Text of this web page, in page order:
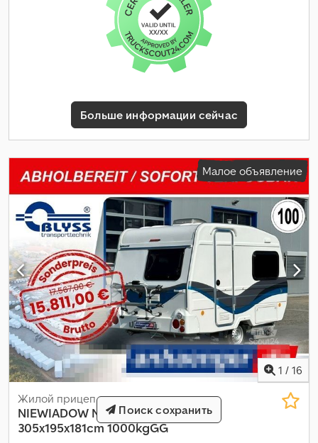
Больше информации сейчас
Малое объявление
1 / 16
Жилой прицеп
NIEWIADOW N126NT Wohnwagen
305x195x181cm 1000kgGG
Поиск сохранить